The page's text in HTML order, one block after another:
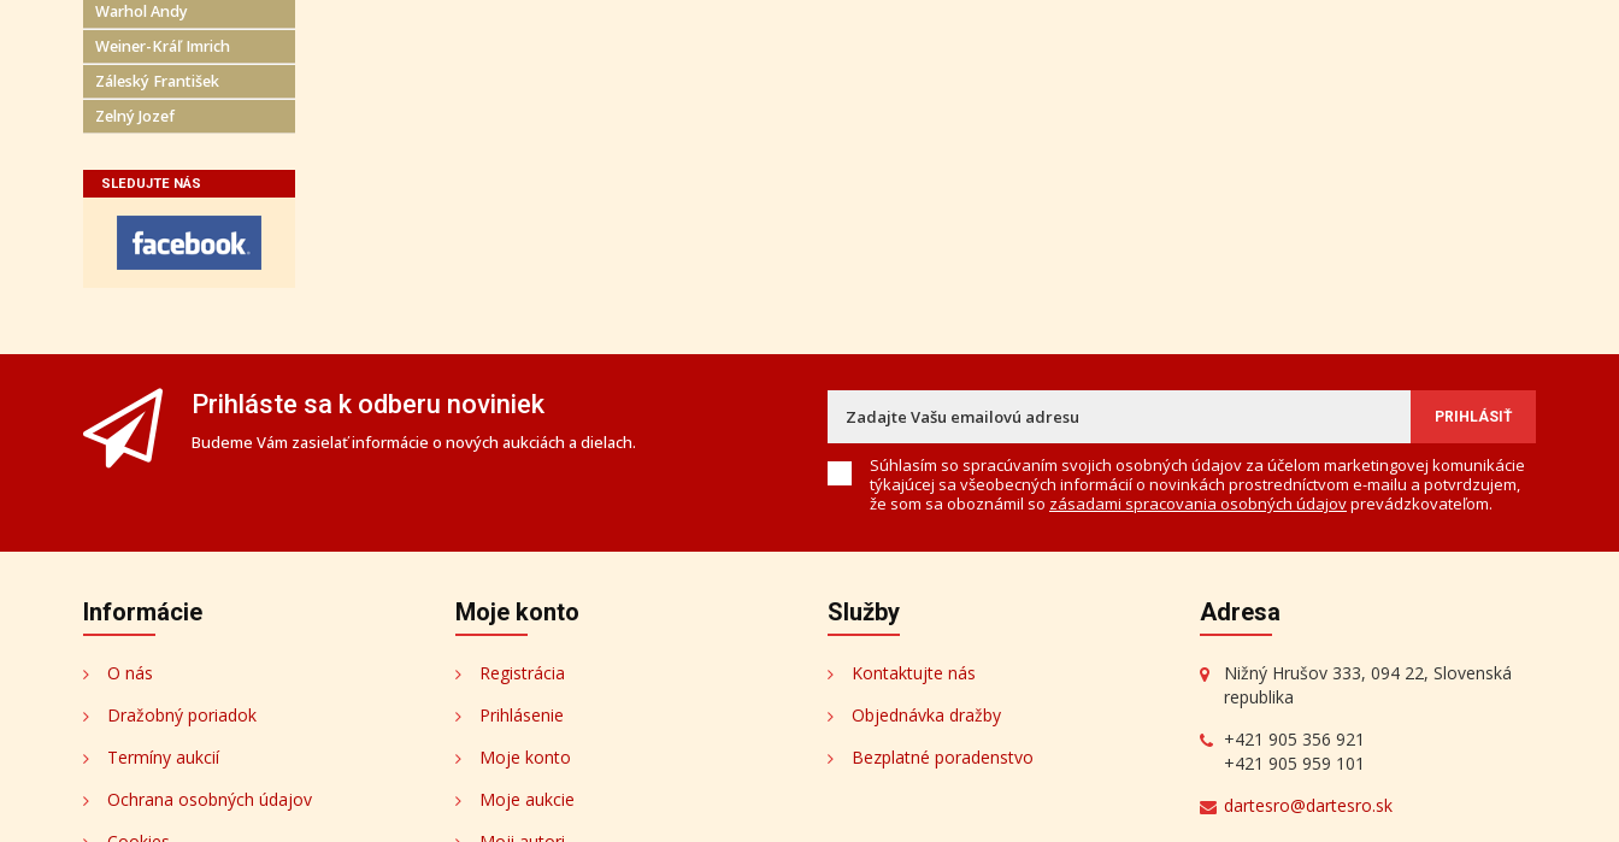
Warhol Andy
Weiner-Kráľ Imrich
Záleský František
Zelný Jozef
SLEDUJTE NÁS
Prihláste sa k odberu noviniek
Budeme Vám zasielať informácie o nových aukciách a dielach.
Súhlasím so spracúvaním svojich osobných údajov za účelom marketingovej komunikácie
týkajúcej sa všeobecných informácií o novinkách prostredníctvom e-mailu a potvrdzujem,
že som sa oboznámil so zásadami spracovania osobných údajovprevádzkovateľom.
Informácie
O nás
Dražobný poriadok
Termíny aukcií
Ochrana osobných údajov
Moje konto
Registrácia
Prihlásenie
Moje konto
Moje aukcie
Služby
Kontaktujte nás
Objednávka dražby
Bezplatné poradenstvo
Adresa
Nižný Hrušov 333, 094 22, Slovenská
republika
+421 905 356 921
+421 905 959 101
dartesro@dartesro.sk